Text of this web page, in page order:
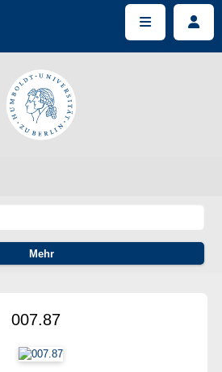
007.87